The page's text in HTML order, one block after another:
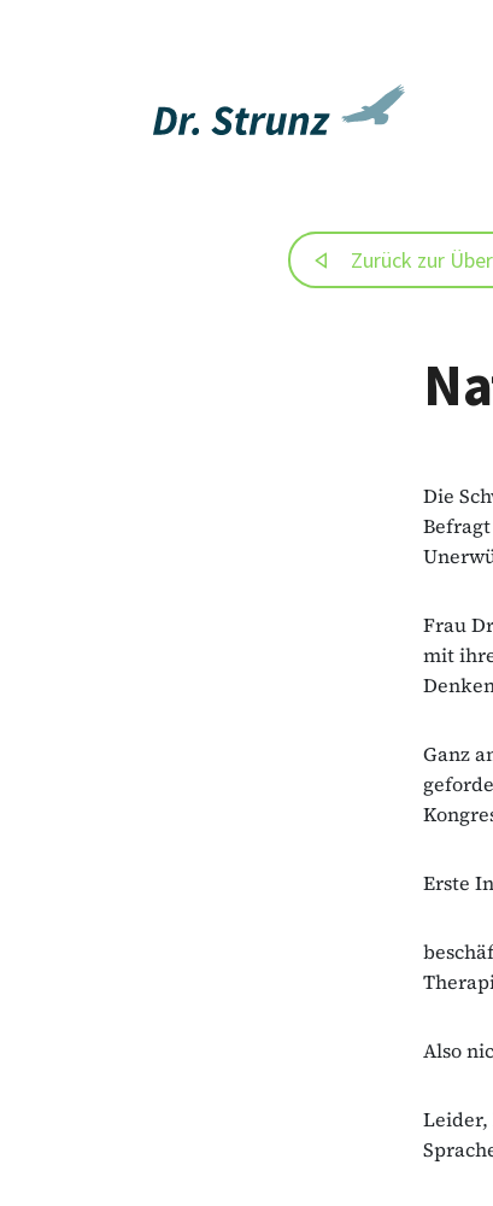
Zurück zur
Die
Frau
mit
Ganz
Erste
Also